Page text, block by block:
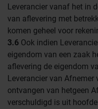
Leverancier vanaf het in
van aflevering met
komen geheel voor
3.6 Ook indien
eigendom van een zaak
aflevering de eigendom
Leverancier van
ontvangen van hetgeen
verschuldigd is uit